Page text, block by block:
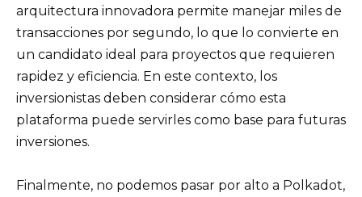
arquitectura innovadora permite manejar miles de
transacciones por segundo, lo que lo convierte en
un candidato ideal para proyectos que requieren
rapidez y eficiencia. En este contexto, los
inversionistas deben considerar cómo esta
plataforma puede servirles como base para futuras
inversiones.
Finalmente, no podemos pasar por alto a Polkadot,